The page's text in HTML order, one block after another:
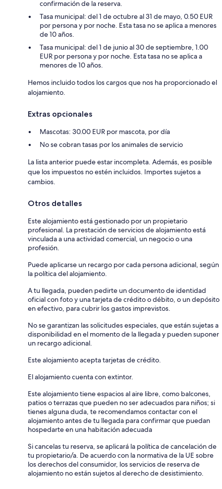
confirmación de la reserva.
Tasa municipal: del 1 de octubre al 31 de mayo, 0.50 EUR
por persona y por noche. Esta tasa no se aplica a menores
de 10 años.
Tasa municipal: del 1 de junio al 30 de septiembre, 1.00
EUR por persona y por noche. Esta tasa no se aplica a
menores de 10 años.
Hemos incluido todos los cargos que nos ha proporcionado el
alojamiento.
Extras opcionales
Mascotas: 30.00 EUR por mascota, por día
No se cobran tasas por los animales de servicio
La lista anterior puede estar incompleta. Además, es posible
que los impuestos no estén incluidos. Importes sujetos a
cambios.
Otros detalles
Este alojamiento está gestionado por un propietario
profesional. La prestación de servicios de alojamiento está
vinculada a una actividad comercial, un negocio o una
profesión.
Puede aplicarse un recargo por cada persona adicional, según
la política del alojamiento.
A tu llegada, pueden pedirte un documento de identidad
oficial con foto y una tarjeta de crédito o débito, o un depósito
en efectivo, para cubrir los gastos imprevistos.
No se garantizan las solicitudes especiales, que están sujetas a
disponibilidad en el momento de la llegada y pueden suponer
un recargo adicional.
Este alojamiento acepta tarjetas de crédito.
El alojamiento cuenta con extintor.
Este alojamiento tiene espacios al aire libre, como balcones,
patios o terrazas que pueden no ser adecuados para niños; si
tienes alguna duda, te recomendamos contactar con el
alojamiento antes de tu llegada para confirmar que puedan
hospedarte en una habitación adecuada
Si cancelas tu reserva, se aplicará la política de cancelación de
tu propietario/a. De acuerdo con la normativa de la UE sobre
los derechos del consumidor, los servicios de reserva de
alojamiento no están sujetos al derecho de desistimiento.